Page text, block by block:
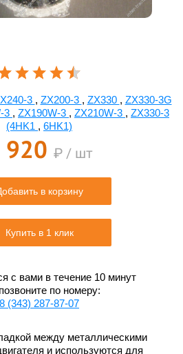
3 , ZX200-3 , ZX330 , ZX330-3G
3 , ZX190W-3 , ZX210W-3 , ZX330-3
(4HK1 , 6HK1)
920 ₽ / шт
в корзину
Купить в 1 клик
с вами в течение 10 минут
по номеру:
8 (343) 287-87-07
между металлическими
и используются для